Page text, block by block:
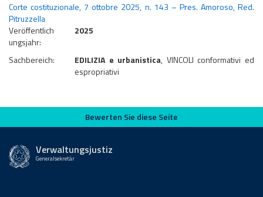
Corte costituzionale, 7 ottobre 2025, n. 143 – Pres. Amoroso, Red.
Pitruzzella
Veröffentlich
ungsjahr:
2025
Sachbereich: EDILIZIA e urbanistica, VINCOLI conformativi ed
espropriativi
Bewerten Sie diese Seite
Bewerten Sie diese Seite
Verwaltungsjustiz
Generalsekretär